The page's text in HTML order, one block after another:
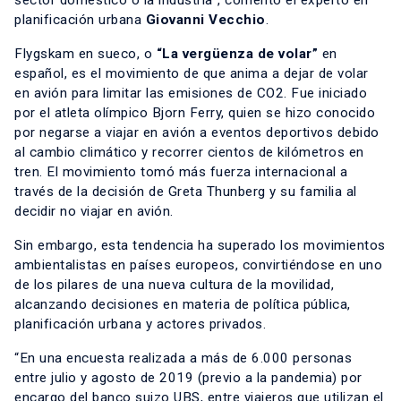
planificación urbana Giovanni Vecchio.
Flygskam en sueco, o “La vergüenza de volar” en
español, es el movimiento de que anima a dejar de volar
en avión para limitar las emisiones de CO2. Fue iniciado
por el atleta olímpico Bjorn Ferry, quien se hizo conocido
por negarse a viajar en avión a eventos deportivos debido
al cambio climático y recorrer cientos de kilómetros en
tren. El movimiento tomó más fuerza internacional a
través de la decisión de Greta Thunberg y su familia al
decidir no viajar en avión.
Sin embargo, esta tendencia ha superado los movimientos
ambientalistas en países europeos, convirtiéndose en uno
de los pilares de una nueva cultura de la movilidad,
alcanzando decisiones en materia de política pública,
planificación urbana y actores privados.
“En una encuesta realizada a más de 6.000 personas
entre julio y agosto de 2019 (previo a la pandemia) por
encargo del banco suizo UBS, entre viajeros que utilizan el